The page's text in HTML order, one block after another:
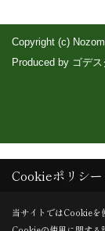
Copyright (c)
Produced by ゴデス
Cookieポリシー
当サイトではCookieを